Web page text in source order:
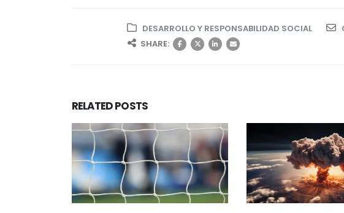
DESARROLLO Y RESPONSABILIDAD SOCIAL
SHARE:
RELATEDPOSTS